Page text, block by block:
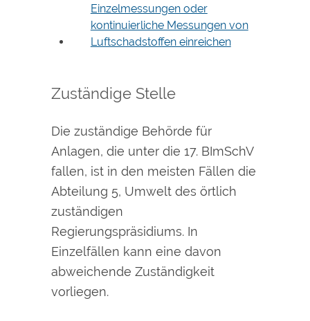
Einzelmessungen oder
kontinuierliche Messungen von
Luftschadstoffen einreichen
Zuständige Stelle
Die zuständige Behörde für
Anlagen, die unter die 17. BImSchV
fallen, ist in den meisten Fällen die
Abteilung 5, Umwelt des örtlich
zuständigen
Regierungspräsidiums. In
Einzelfällen kann eine davon
abweichende Zuständigkeit
vorliegen.